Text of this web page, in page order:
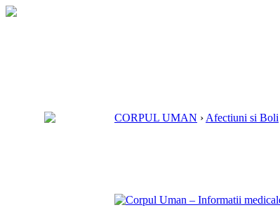
CORPUL UMAN › Afectiuni si Boli